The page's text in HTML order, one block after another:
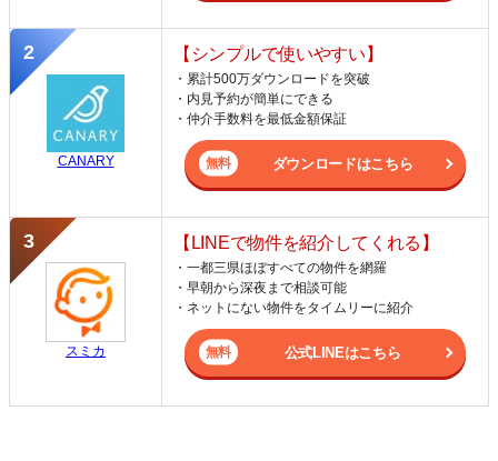
CANARY
【シンプルで使いやすい】
・累計500万ダウンロードを突破
・内見予約が簡単にできる
・仲介手数料を最低金額保証
ダウンロードはこちら
スミカ
【LINEで物件を紹介してくれる】
・一都三県ほぼすべての物件を網羅
・早朝から深夜まで相談可能
・ネットにない物件をタイムリーに紹介
公式LINEはこちら